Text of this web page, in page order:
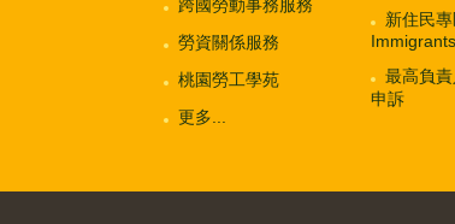
跨國勞動事務服務
勞資關係服務
桃園勞工學苑
更多...
新住民
最高負
申訴